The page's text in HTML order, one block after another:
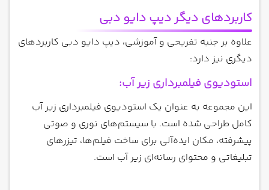
کاربردهای دیگر دیپ دایو دبی
علاوه بر جنبه تفریحی و آموزشی، دیپ دایو دبی کاربردهای
دیگری نیز دارد:
استودیوی فیلمبرداری زیر آب:
این مجموعه به عنوان یک استودیوی فیلمبرداری زیر آب
کامل طراحی شده است. با سیستم‌های نوری و صوتی
پیشرفته، مکان ایده‌آلی برای ساخت فیلم‌ها، تیزرهای
تبلیغاتی و محتوای رسانه‌ای زیر آب است.